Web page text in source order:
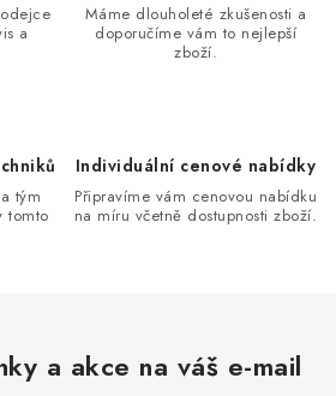
a
Máme dlouholeté zkušenosti a
doporučíme vám to nejlepší
zboží.
tým
tomto
Individuální cenové nabídky
Připravíme vám cenovou nabídku
na míru včetně dostupnosti zboží.
a akce na váš e-mail